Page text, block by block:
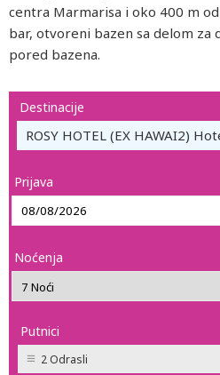
centra Marmarisa i oko 400 m
bar, otvoreni bazen sa delom za
pored bazena.
Destinacije
ROSY HOTEL (EX HAWAI2)
Prijava
Noćenja
Putnici
2 Odrasli